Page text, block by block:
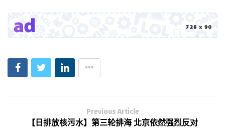
Previous Article
【日排放核污水】第三轮排海 北京依然强烈反对